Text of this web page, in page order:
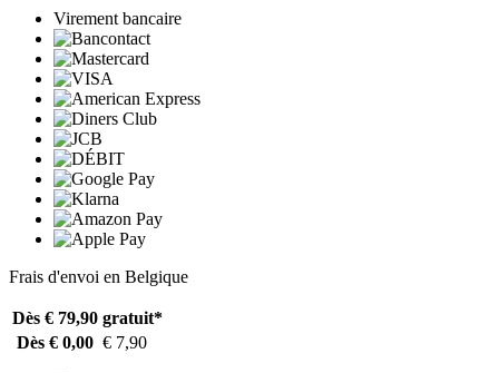
Virement bancaire
Frais d'envoi en Belgique
Dès € 79,90 gratuit*
Dès € 0,00 € 7,90